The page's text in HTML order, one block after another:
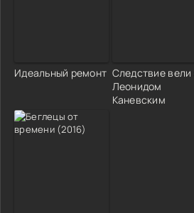
Идеальный ремонт Следствие вели
Леонидом
Каневским